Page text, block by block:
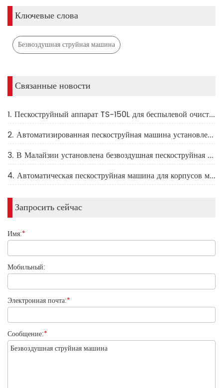
Ключевые слова
Безвоздушная струйная машина
Связанные новости
1. Пескоструйный аппарат TS-150L для беспылевой очистки в Гонконге
2. Автоматизированная пескоструйная машина установлена ​​в мастерской заказчика
3. В Малайзии установлена ​​безвоздушная пескоструйная установка
4. Автоматическая пескоструйная машина для корпусов мобильных телефонов
Запросить сейчас
Имя:*
Мобильный:
Электронная почта:*
Сообщение:*